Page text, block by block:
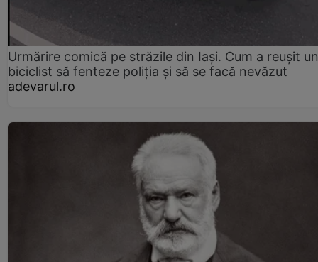
Urmărire comică pe străzile din Iași. Cum a reușit un
biciclist să fenteze poliția și să se facă nevăzut
adevarul.ro